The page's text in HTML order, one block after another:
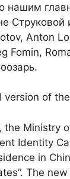
нашим
Anton
Fomin,
version of
the Ministry
Identity
in
The